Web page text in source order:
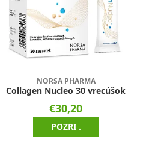
NORSA PHARMA
Collagen Nucleo 30 vrecúšok
€30,20
POZRI .